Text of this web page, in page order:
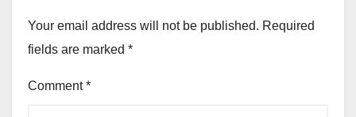
Your email address will not be published. Required
fields are marked *
Comment*